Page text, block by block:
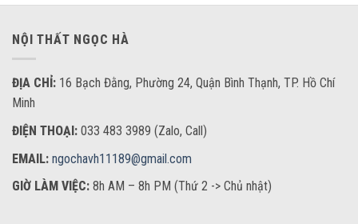
NỘI THẤT NGỌC HÀ
ĐỊA CHỈ: 16 Bạch Đằng, Phường 24, Quận Bình Thạnh, TP. Hồ Chí
Minh
ĐIỆN THOẠI: 033 483 3989 (Zalo, Call)
EMAIL: ngochavh11189@gmail.com
GIỜ LÀM VIỆC: 8h AM – 8h PM (Thứ 2 -> Chủ nhật)